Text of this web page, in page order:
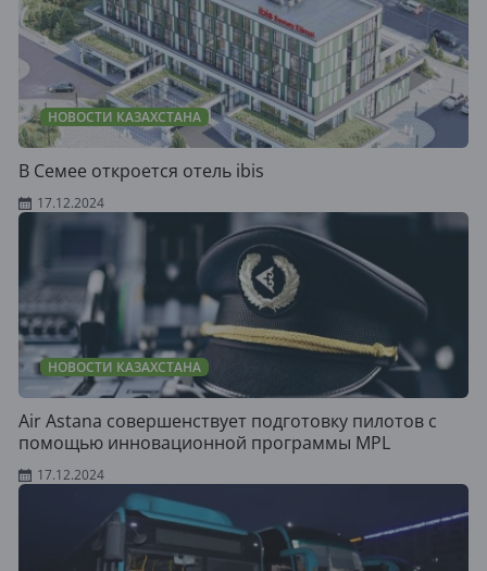
НОВОСТИ КАЗАХСТАНА
В Семее откроется отель ibis
17.12.2024
НОВОСТИ КАЗАХСТАНА
Air Astana совершенствует подготовку пилотов с
помощью инновационной программы MPL
17.12.2024